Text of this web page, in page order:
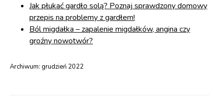
Jak płukać gardło solą? Poznaj sprawdzony domowy
przepis na problemy z gardłem!
Ból migdałka – zapalenie migdałków, angina czy
groźny nowotwór?
Archiwum: grudzień 2022